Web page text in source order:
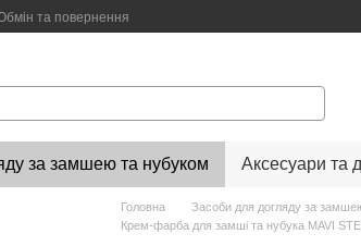
та повернення
за замшею та нубуком Аксесуари та
Головна
Засоби для догляду за
Крем-фарба для замші та нубука MAVI